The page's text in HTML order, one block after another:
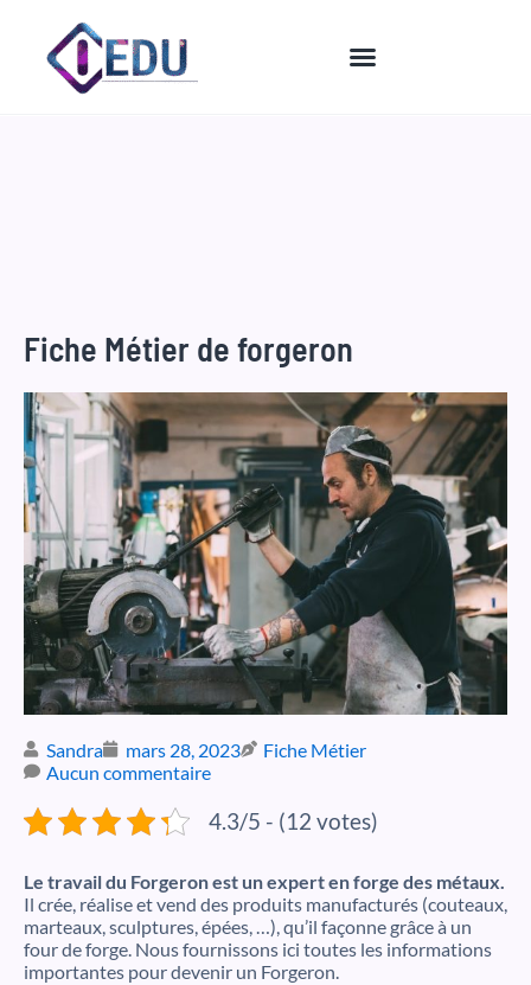
contenu
Fiche Métier de forgeron
Sandra mars 28, 2023
Fiche Métier
Aucun commentaire
4.3/5 - (12 votes)
Le travail du Forgeron est un expert en forge des métaux.
Il crée, réalise et vend des produits manufacturés (couteaux,
marteaux, sculptures, épées, …), qu’il façonne grâce à un
four de forge. Nous fournissons ici toutes les informations
importantes pour devenir un Forgeron.